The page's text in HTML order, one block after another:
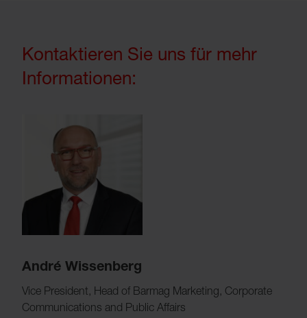
Kontaktieren Sie uns für mehr
Informationen:
André Wissenberg
Vice President, Head of Barmag Marketing, Corporate
Communications and Public Affairs